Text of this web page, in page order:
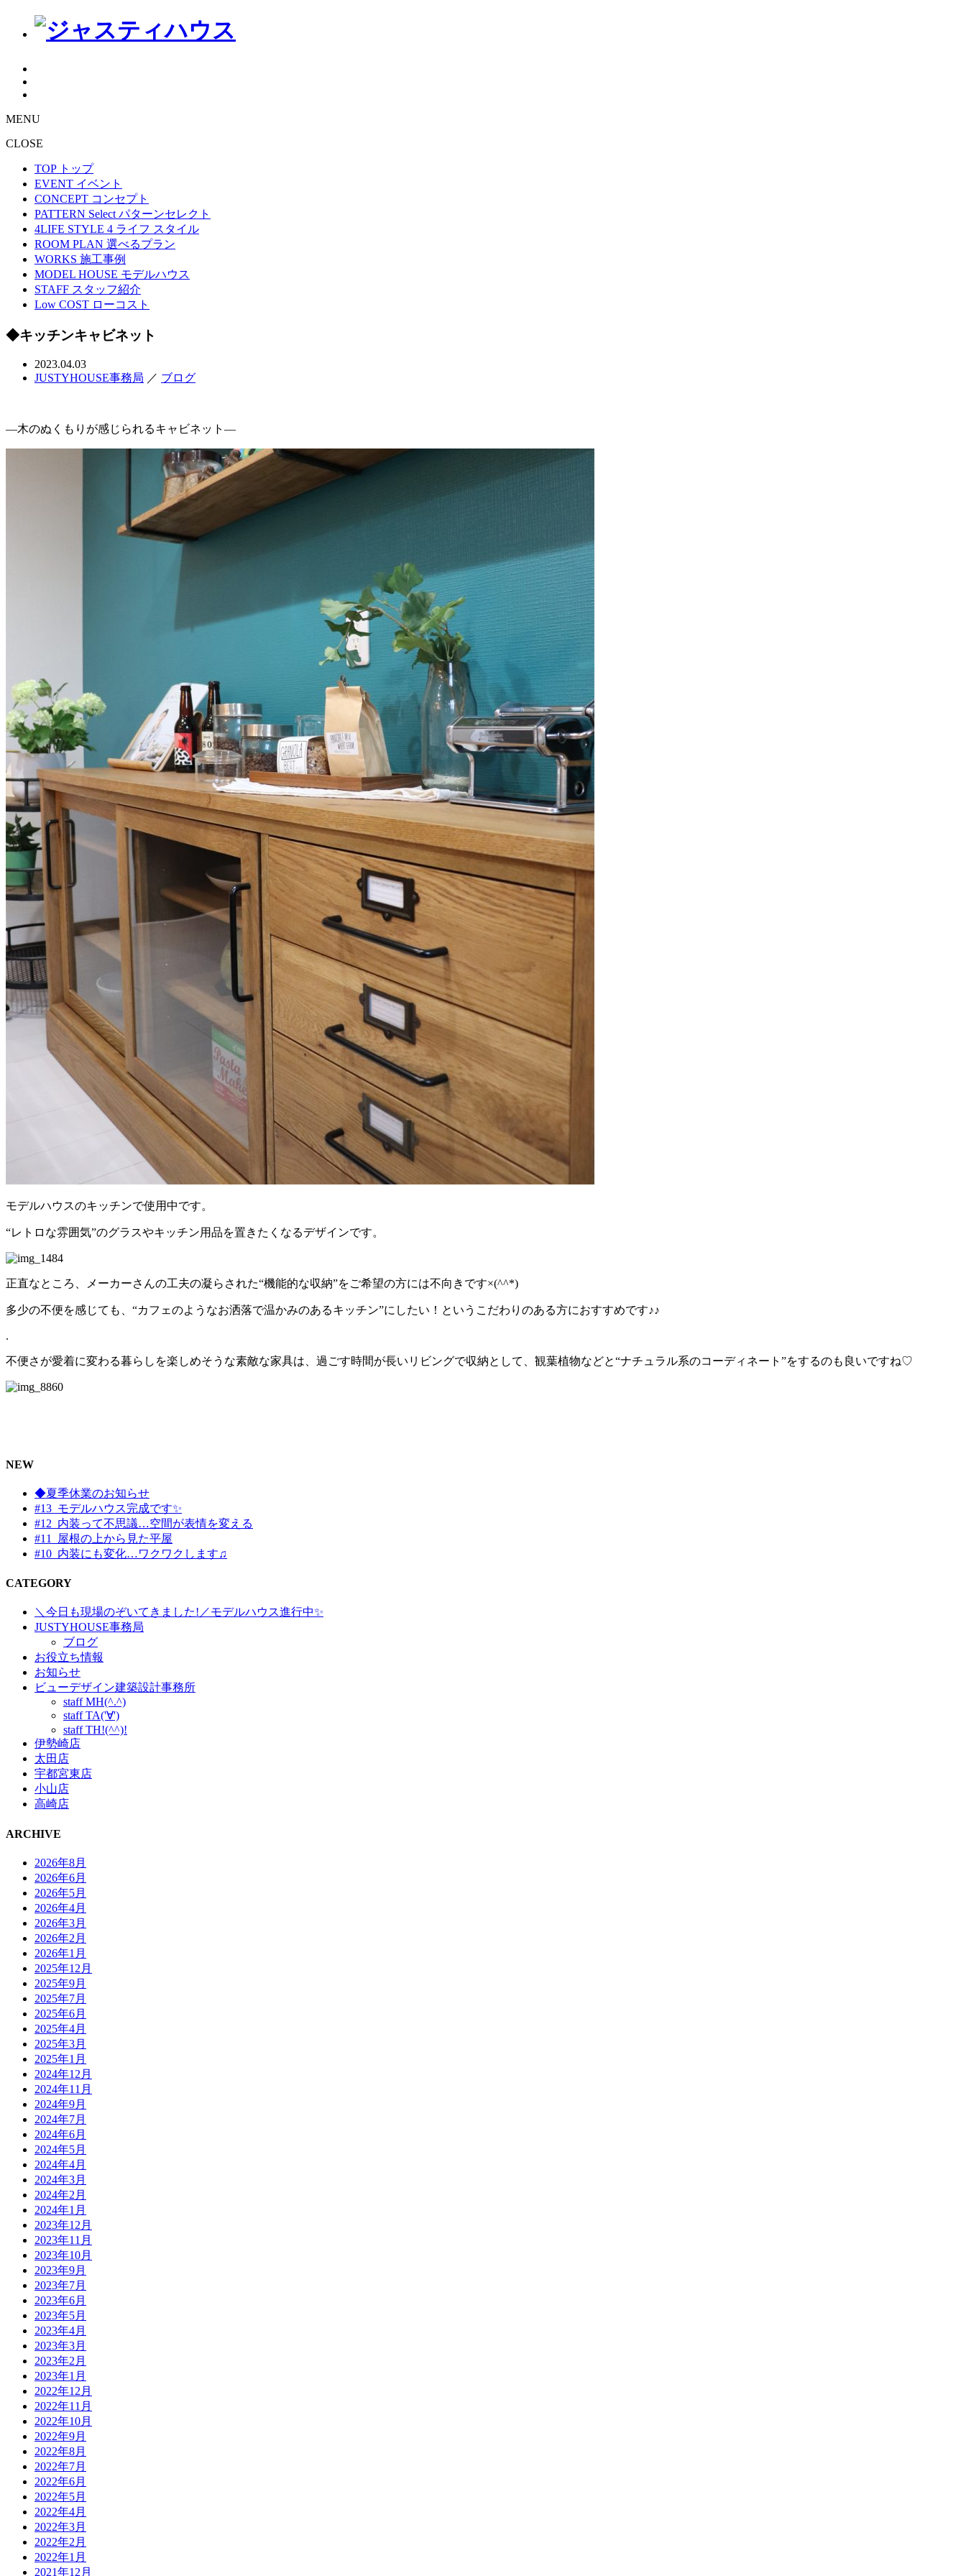
MENU
CLOSE
TOP トップ
EVENT イベント
CONCEPT コンセプト
PATTERN Select パターンセレクト
4LIFE STYLE 4 ライフ スタイル
ROOM PLAN 選べるプラン
WORKS 施工事例
MODEL HOUSE モデルハウス
STAFF スタッフ紹介
Low COST ローコスト
◆キッチンキャビネット
2023.04.03
JUSTYHOUSE事務局 ／ ブログ
—木のぬくもりが感じられるキャビネット—
モデルハウスのキッチンで使用中です。
“レトロな雰囲気”のグラスやキッチン用品を置きたくなるデザインです。
正直なところ、メーカーさんの工夫の凝らされた“機能的な収納”をご希望の方には不向きです×(^^*)
多少の不便を感じても、“カフェのようなお洒落で温かみのあるキッチン”にしたい！というこだわりのある方におすすめです♪♪
.
不便さが愛着に変わる暮らしを楽しめそうな素敵な家具は、過ごす時間が長いリビングで収納として、観葉植物などと“ナチュラル系のコーディネート”をするのも良いですね♡
NEW
◆夏季休業のお知らせ
#13_モデルハウス完成です✨
#12_内装って不思議…空間が表情を変える
#11_屋根の上から見た平屋
#10_内装にも変化…ワクワクします♫
CATEGORY
＼今日も現場のぞいてきました!／モデルハウス進行中✨
JUSTYHOUSE事務局
ブログ
お役立ち情報
お知らせ
ビューデザイン建築設計事務所
staff MH(^.^)
staff TA('∀')
staff TH!(^^)!
伊勢崎店
太田店
宇都宮東店
小山店
高崎店
ARCHIVE
2026年8月
2026年6月
2026年5月
2026年4月
2026年3月
2026年2月
2026年1月
2025年12月
2025年9月
2025年7月
2025年6月
2025年4月
2025年3月
2025年1月
2024年12月
2024年11月
2024年9月
2024年7月
2024年6月
2024年5月
2024年4月
2024年3月
2024年2月
2024年1月
2023年12月
2023年11月
2023年10月
2023年9月
2023年7月
2023年6月
2023年5月
2023年4月
2023年3月
2023年2月
2023年1月
2022年12月
2022年11月
2022年10月
2022年9月
2022年8月
2022年7月
2022年6月
2022年5月
2022年4月
2022年3月
2022年2月
2022年1月
2021年12月